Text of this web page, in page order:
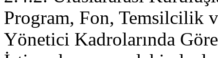
Program, Fon, Temsilcilik
Yönetici Kadrolarında